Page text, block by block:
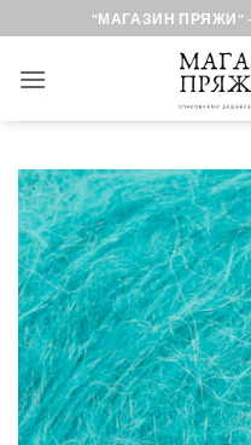
to
content
"МАГАЗИН ПРЯЖИ"